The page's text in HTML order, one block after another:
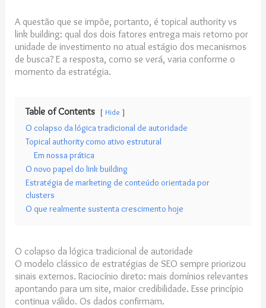
A questão que se impõe, portanto, é topical authority vs
link building: qual dos dois fatores entrega mais retorno por
unidade de investimento no atual estágio dos mecanismos
de busca? E a resposta, como se verá, varia conforme o
momento da estratégia.
Table of Contents Hide
O colapso da lógica tradicional de autoridade
Topical authority como ativo estrutural
Em nossa prática
O novo papel do link building
Estratégia de marketing de conteúdo orientada por
clusters
O que realmente sustenta crescimento hoje
O colapso da lógica tradicional de autoridade
O modelo clássico de estratégias de SEO sempre priorizou
sinais externos. Raciocínio direto: mais domínios relevantes
apontando para um site, maior credibilidade. Esse princípio
continua válido. Os dados confirmam.